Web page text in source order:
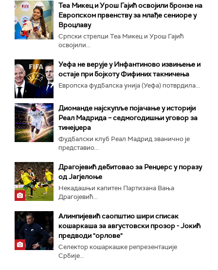
Теа Микец и Урош Гајић освојили бронзе на
Европском првенству за млађе сениоре у
Вроцлаву
Српски стрелци Теа Микец и Урош Гајић
освојили...
Уефа не верује у Инфантиново извињење и
остаје при бојкоту Фифиних такмичења
Европска фудбалска унија (Уефа) потврдила...
Диоманде најскупље појачање у историји
Реал Мадрида – седмогодишњи уговор за
тинејџера
Фудбалски клуб Реал Мадрид званично је
представио...
Драгојевић дебитовао за Ренџерс у поразу
од Јагјелоње
Некадашњи капитен Партизана Вања
Драгојевић...
Алимпијевић саопштио шири списак
кошаркаша за августовски прозор - Јокић
предводи "орлове"
Селектор кошаркашке репрезентације
Србије...